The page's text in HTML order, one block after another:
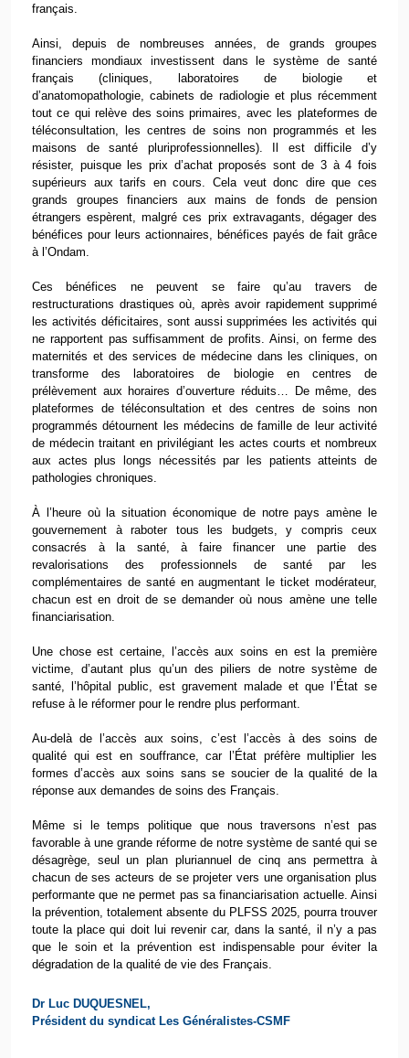
français.
Ainsi, depuis de nombreuses années, de grands groupes
financiers mondiaux investissent dans le système de santé
français (cliniques, laboratoires de biologie et
d’anatomopathologie, cabinets de radiologie et plus récemment
tout ce qui relève des soins primaires, avec les plateformes de
téléconsultation, les centres de soins non programmés et les
maisons de santé pluriprofessionnelles). Il est difficile d’y
résister, puisque les prix d’achat proposés sont de 3 à 4 fois
supérieurs aux tarifs en cours. Cela veut donc dire que ces
grands groupes financiers aux mains de fonds de pension
étrangers espèrent, malgré ces prix extravagants, dégager des
bénéfices pour leurs actionnaires, bénéfices payés de fait grâce
à l’Ondam.
Ces bénéfices ne peuvent se faire qu’au travers de
restructurations drastiques où, après avoir rapidement supprimé
les activités déficitaires, sont aussi supprimées les activités qui
ne rapportent pas suffisamment de profits. Ainsi, on ferme des
maternités et des services de médecine dans les cliniques, on
transforme des laboratoires de biologie en centres de
prélèvement aux horaires d’ouverture réduits… De même, des
plateformes de téléconsultation et des centres de soins non
programmés détournent les médecins de famille de leur activité
de médecin traitant en privilégiant les actes courts et nombreux
aux actes plus longs nécessités par les patients atteints de
pathologies chroniques.
À l’heure où la situation économique de notre pays amène le
gouvernement à raboter tous les budgets, y compris ceux
consacrés à la santé, à faire financer une partie des
revalorisations des professionnels de santé par les
complémentaires de santé en augmentant le ticket modérateur,
chacun est en droit de se demander où nous amène une telle
financiarisation.
Une chose est certaine, l’accès aux soins en est la première
victime, d’autant plus qu’un des piliers de notre système de
santé, l’hôpital public, est gravement malade et que l’État se
refuse à le réformer pour le rendre plus performant.
Au-delà de l’accès aux soins, c’est l’accès à des soins de
qualité qui est en souffrance, car l’État préfère multiplier les
formes d’accès aux soins sans se soucier de la qualité de la
réponse aux demandes de soins des Français.
Même si le temps politique que nous traversons n’est pas
favorable à une grande réforme de notre système de santé qui se
désagrège, seul un plan pluriannuel de cinq ans permettra à
chacun de ses acteurs de se projeter vers une organisation plus
performante que ne permet pas sa financiarisation actuelle. Ainsi
la prévention, totalement absente du PLFSS 2025, pourra trouver
toute la place qui doit lui revenir car, dans la santé, il n’y a pas
que le soin et la prévention est indispensable pour éviter la
dégradation de la qualité de vie des Français.
Dr Luc DUQUESNEL,
Président du syndicat Les Généralistes-CSMF